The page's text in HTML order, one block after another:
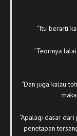
“Itu berarti
“Teorinya
“Dan juga kalau
“Apalagi dasar
penetapan